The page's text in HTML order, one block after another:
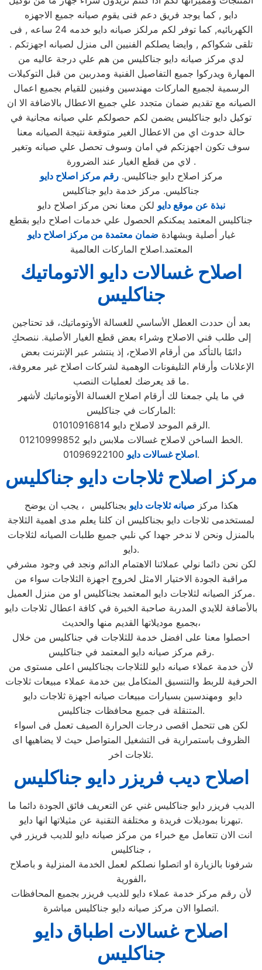
دايو , كما يوجد فريق دعم فنى يقوم صيانه جميع الاجهزه
الكهربائيه, كما توفر لكم مرلكز صيانه دايو خدمه 24 ساعه , فى
تلقى شكواكم , وايضا يصلكم الفنيين الى منزل لصيانه اجهزتكم .
لدي مركز صيانه دايو جناكليس من هم علي درجة عاليه من
المهارة ويدركوا جميع التفاصيل الفنية ومدربين من قبل التوكيلات
الرسمية لجميع الماركات مهندسين وفنيين للقيام بجميع اعمال
الصيانه مع تقديم ضمان متجدد علي جميع الاعطال بالاضافة الا ان
توكيل دايو جناكليس يضمن لكم حصولكم علي صيانه مجانية في
حالة حدوث اي من الاعطال الغير متوقعة نتيجة الصيانه معنا
سوف تكون اجهزتكم في امان وسوف تحصل علي صيانه وتغير
لاي من قطع الغيار عند الضرورة .
مركز اصلاح دايو جناكليس.رقم مركز اصلاح دايو
جناكليس. مركز خدمة دايو جناكليس
نبذة عن موقع دايو لكن معنا نحن مركز اصلاح دايو
جناكليس المعتمد يمكنكم الحصول علي خدمات اصلاح دايو بقطع
غيار أصلية وبشهادة ضمان معتمدة من مركز اصلاح دايو
المعتمد.اصلاح الماركات العالمية
اصلاح غسالات دايو الاتوماتيك
جناكليس
بعد أن حددت العطل الأساسي للغسالة الأوتوماتيك، قد تحتاجين
إلى طلب فني الاصلاح وشراء بعض قطع الغيار الأصلية. ننصحكِ
دائمًا بالتأكد من أرقام الاصلاح، إذ ينتشر عبر الإنترنت بعض
الإعلانات وأرقام التليفونات الوهمية لشركات اصلاح غير معروفة،
ما قد يعرضك لعمليات النصب.
في ما يلي جمعنا لك أرقام اصلاح الغسالة الأوتوماتيك لأشهر
الماركات في جناكليس:
الرقم الموحد لاصلاح دايو 01010916814.
الخط الساخن لاصلاح غسالات ملابس دايو 01210999852.
اصلاح غسالات دايو01096922100.
مركز اصلاح ثلاجات دايو جناكليس
هكذا مركز صيانه ثلاجات دايو بجناكليس ، يجب ان يوضح
لمستخدمى ثلاجات دايو بجناكليس ان كلنا يعلم مدى اهمية الثلاجة
بالمنزل ونحن لا ندخر جهدا كي نلبي جميع طلبات الصيانه لثلاجات
دايو.
لكن نحن دائما نولي عملائنا الاهتمام الدائم ونجد في وجود مشرفي
مراقبة الجودة الاختيار الامثل لخروج اجهزة الثلاجات سواء من
مركز الصيانه لثلاجات دايو المعتمد بجناكليس او من منزل العميل.
بالأضافة للايدي المدربة صاحبة الخبرة في كافة اعطال ثلاجات دايو
بجميع موديلاتها القديم منها والحديث،
احصلوا معنا على افضل خدمة للثلاجات في جناكليس من خلال
رقم مركز صيانه دايو المعتمد في جناكليس.
لأن خدمة عملاء صيانه دايو للثلاجات بجناكليس اعلى مستوى من
الحرفية للربط والتنسيق المتكامل بين خدمة عملاء مبيعات ثلاجات
دايو ومهندسين بسيارات مبيعات صيانه اجهزة ثلاجات دايو
المتنقلة فى جميع محافظات جناكليس.
لكن هى تتحمل اقصى درجات الحرارة الصيف تعمل فى اسواء
الظروف باستمرارية فى التشغيل المتواصل حيث لا يضاهيها اى
ثلاجات اخر.
اصلاح ديب فريزر دايو جناكليس
الديب فريزر دايو جناكليس غني عن التعريف فائق الجودة دائما ما
تبهرنا بموديلات فريدة و مختلفة التقنية عن مثيلاتها انها دايو.
انت الان تتعامل مع خبراء من مركز صيانه دايو للديب فريزر في
جناكليس ،
شرفونا بالزيارة او اتصلوا نصلكم لعمل الخدمة المنزلية و باصلاح
الفورية،
لأن رقم مركز خدمة عملاء دايو للديب فريزر بجميع المحافظات
اتصلوا الان مركز صيانه دايو جناكليس مباشرة.
اصلاح غسالات اطباق دايو
جناكليس